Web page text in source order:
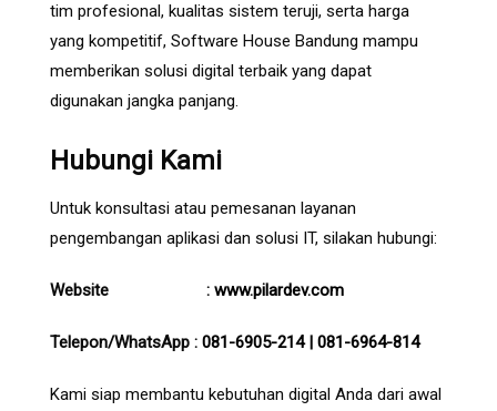
tim profesional, kualitas sistem teruji, serta harga
yang kompetitif, Software House Bandung mampu
memberikan solusi digital terbaik yang dapat
digunakan jangka panjang.
Hubungi Kami
Untuk konsultasi atau pemesanan layanan
pengembangan aplikasi dan solusi IT, silakan hubungi:
Website : www.pilardev.com
Telepon/WhatsApp : 081-6905-214| 081-6964-814
Kami siap membantu kebutuhan digital Anda dari awal